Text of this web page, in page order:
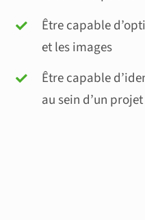
Être capable
et les images
Être capable
au sein d’un